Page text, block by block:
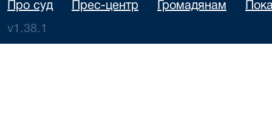
Про суд Прес-центр Громадянам
v1.38.1